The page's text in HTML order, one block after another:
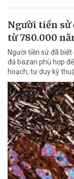
Người tiền sử
từ 780.000
Người tiền sử đã
đá bazan phù hợp
hoạch, tư duy kỹ